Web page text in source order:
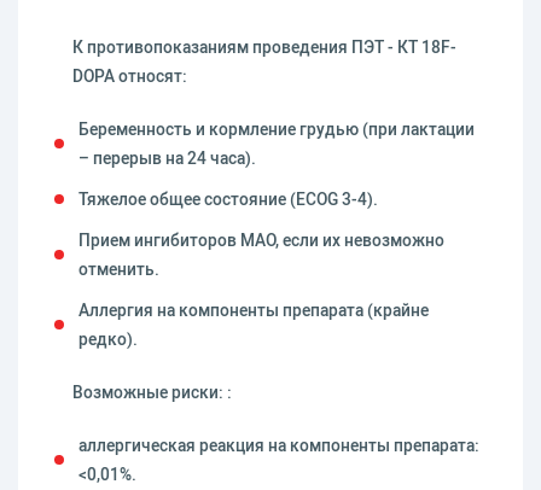
К противопоказаниям проведения ПЭТ - КТ 18F-
DOPA относят:
Беременность и кормление грудью (при лактации
– перерыв на 24 часа).
Тяжелое общее состояние (ECOG 3-4).
Прием ингибиторов МАО, если их невозможно
отменить.
Аллергия на компоненты препарата (крайне
редко).
Возможные риски: :
аллергическая реакция на компоненты препарата:
<0,01%.